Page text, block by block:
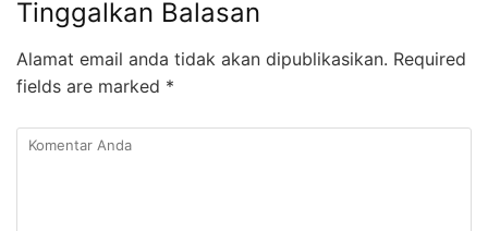
Tinggalkan Balasan
Alamat email anda tidak akan dipublikasikan. Required
fields are marked *